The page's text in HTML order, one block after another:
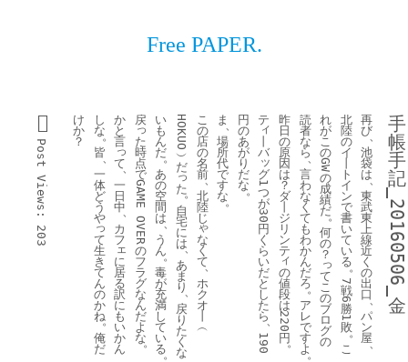
Free PAPER.
手
帳
手
記
_20160506_
金
再
び、
池
袋
は、
東
武
東
上
線
近
く
の
出
口、
パ
ン
屋、
北
陸
の
イ
ト
イ
ン
で
書
い
て
い
る。
7
戦
6
勝
1
敗。
こ
れ
が
こ
の
GW
の
成
績
だ。
何
の
？
っ
て
こ
の
ブ
ロ
グ
の
読
者
な
ら、
言
わ
な
く
て
も
わ
か
ん
だ
ろ。
ア
レ
で
す
よ。
昨
日
の
原
因
は
？
ダ
ジ
リ
ン
テ
ィ
の
値
段
は
220
円。
テ
ィ
バ
ッ
グ
1
つ
が
30
円
く
ら
い
だ
と
し
た
ら、
190
円
の
あ
が
り
だ
な。
ま、
場
所
代
で
す
な。
こ
の
店
の
名
前、
北
陸
じ
ゃ
な
く
て、
ホ
ク
オ
︵
HOKUO
︶
だ
っ
た。
自
宅
に
は、
あ
ま
り、
戻
り
た
く
な
い
も
ん
だ。
あ
の
空
間
は、
う
ん。
毒
が
充
満
し
て
い
る。
戻
っ
た
時
点
で
GAME
OVER
の
フ
ラ
グ
な
ん
だ
よ
な。
か
と
言
っ
て、
一
日
中、
カ
フ
ェ
に
居
る
訳
に
も
い
か
ん
し
な。
皆、
一
体
ど
う
や
っ
て
生
き
て
ん
の
か
ね。
俺
だ
け
か
？
Post
Views:
203